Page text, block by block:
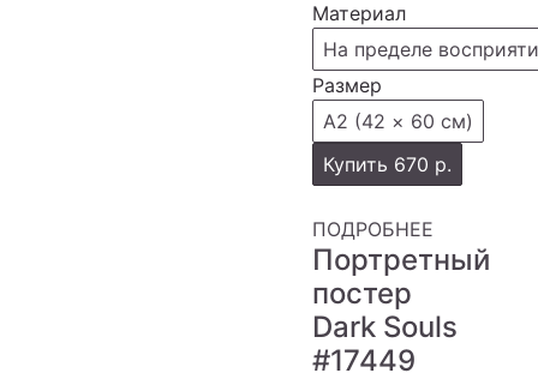
Материал
На пределе
Размер
А2 (42 × 60 см)
Купить 670 р.
ПОДРОБНЕЕ
Портретный
постер
Dark Souls
#17449